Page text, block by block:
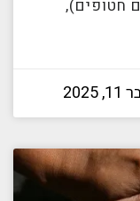
חטופים),